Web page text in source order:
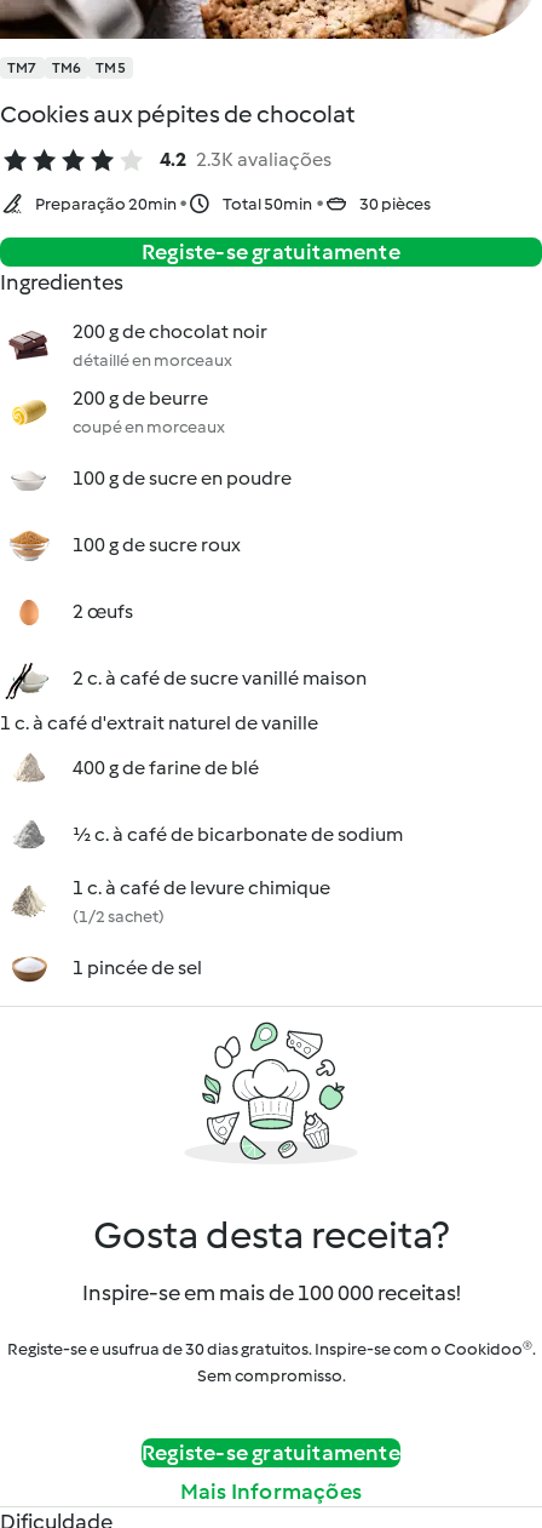
TM7 TM6 TM5
Cookies aux pépites de chocolat
4.2 2.3K avaliações
Preparação 20min Total 50min 30 pièces
Registe-se gratuitamente
Ingredientes
200 g de chocolat noir
détaillé en morceaux
200 g de beurre
coupé en morceaux
100 g de sucre en poudre
100 g de sucre roux
2 œufs
2 c. à café de sucre vanillé maison
1 c. à café d'extrait naturel de vanille
400 g de farine de blé
½ c. à café de bicarbonate de sodium
1 c. à café de levure chimique
(1/2 sachet)
1 pincée de sel
Gosta desta receita?
Inspire-se em mais de 100 000 receitas!
Registe-se e usufrua de 30 dias gratuitos. Inspire-se com o Cookidoo®.
Sem compromisso.
Registe-se gratuitamente
Mais Informações
Dificuldade